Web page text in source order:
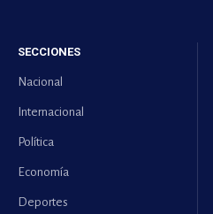
SECCIONES
Nacional
Internacional
Política
Economía
Deportes